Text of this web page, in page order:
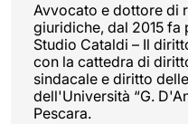
Avvocato e dottore di
giuridiche, dal 2015 fa
Studio Cataldi – Il
con la cattedra di
sindacale e diritto
dell'Università “G.
Pescara.